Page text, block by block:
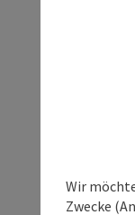
Wir
Zwecke